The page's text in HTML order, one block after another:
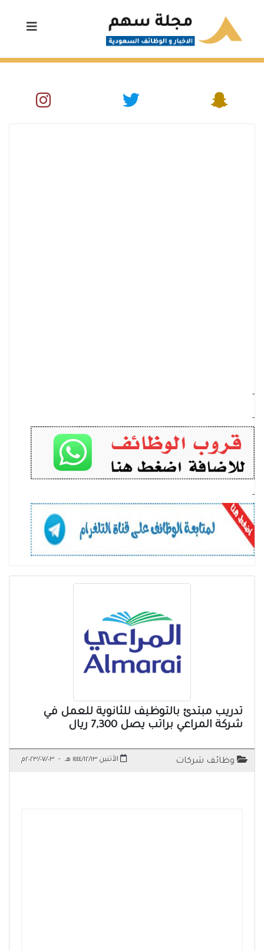
-
-
-
تدريب مبتدئ بالتوظيف للثانوية للعمل في
شركة المراعي براتب يصل 7,300 ريال
وظائف شركات الأثنين ١٤٤٤/١٢/١٣ هـ - ٢٠٢٣/٠٧/٠٣م